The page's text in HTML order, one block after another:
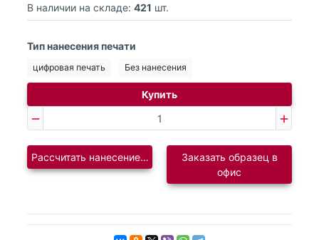
В наличии на складе: 421 шт.
Тип нанесения печати
цифровая печать Без нанесения
Купить
Рассчитать нанесение логотипаЗаказать образец в
офис